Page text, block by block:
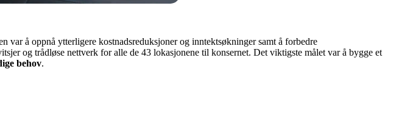
å oppnå ytterligere kostnadsreduksjoner og inntektsøkninger samt å forbedre
og trådløse nettverk for alle de 43 lokasjonene til konsernet. Det viktigste målet var å bygge et
behov.